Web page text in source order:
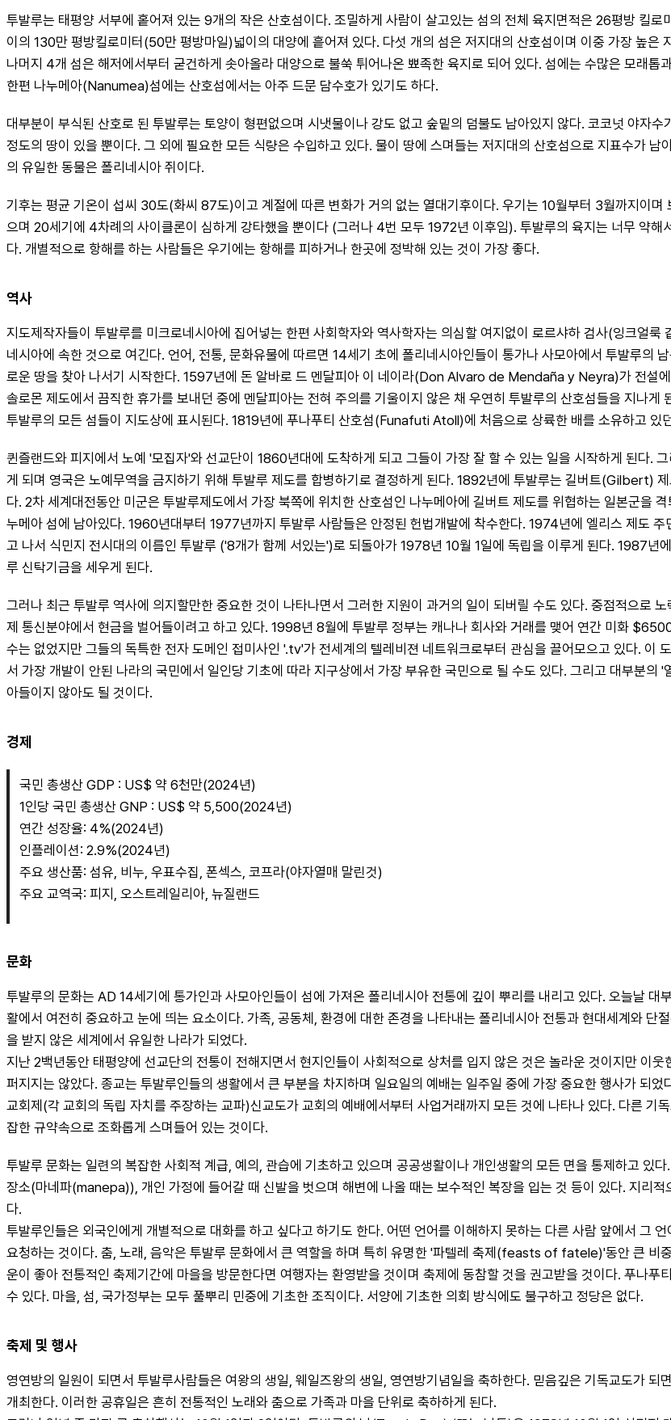
투발루는 태평양 서부에 홑어져 있는 9개의 작은 산호섬이다. 조밀하게 사람이 살고있는 섬의 전체 육지면적은 26평방
이의 130만 평방킬로미터(50만 평방마일)넓이의 대양에 흩어져 있다. 다섯 개의 섬은 저지대의 산호섬이며 이중 가장 높은
나머지 4개 섬은 해저에서부터 굳건하게 솟아올라 대양으로 불쑥 튀어나온 뾰족한 육지로 되어 있다. 섬에는 수많은 모래
한편 나누메아(Nanumea)섬에는 산호섬에서는 아주 드문 담수호가 있기도 하다.
대부분이 부식된 산호로 된 투발루는 토양이 형편없으며 시냇물이나 강도 없고 숲밑의 덤불도 남아있지 않다. 코코넛 야자
정도의 땅이 있을 뿐이다. 그 외에 필요한 모든 식량은 수입하고 있다. 물이 땅에 스며들는 저지대의 산호섬으로 지표수가
의 유일한 동물은 폴리네시아 쥐이다.
기후는 평균 기온이 섭씨 30도(화씨 87도)이고 계절에 따른 변화가 거의 없는 열대기후이다. 우기는 10월부터 3월까지이
으며 20세기에 4차례의 사이클론이 심하게 강타했을 뿐이다 (그러나 4번 모두 1972년 이후임). 투발루의 육지는 너무 약
다. 개별적으로 항해를 하는 사람들은 우기에는 항해를 피하거나 한곳에 정박해 있는 것이 가장 좋다.
역사
지도제작자들이 투발루를 미크로네시아에 집어넣는 한편 사회학자와 역사학자는 의심할 여지없이 로르샤하 검사(잉크얼
네시아에 속한 것으로 여긴다. 언어, 전통, 문화유물에 따르면 14세기 초에 폴리네시아인들이 통가나 사모아에서 투발루의
로운 땅을 찾아 나서기 시작한다. 1597년에 돈 알바로 드 멘달피아 이 네이라(Don Alvaro de Mendaña y Neyra)가 전설
솔로몬 제도에서 끔직한 휴가를 보내던 중에 멘달피아는 전혀 주의를 기울이지 않은 채 우연히 투발루의 산호섬들을 지나
투발루의 모든 섬들이 지도상에 표시된다. 1819년에 푸나푸티 산호섬(Funafuti Atoll)에 처음으로 상륙한 배를 소유하고
퀸즐랜드와 피지에서 노예 '모집자'와 선교단이 1860년대에 도착하게 되고 그들이 가장 잘 할 수 있는 일을 시작하게 된다.
게 되며 영국은 노예무역을 금지하기 위해 투발루 제도를 합병하기로 결정하게 된다. 1892년에 투발루는 길버트(Gilbert)
다. 2차 세계대전동안 미군은 투발루제도에서 가장 북쪽에 위치한 산호섬인 나누메아에 길버트 제도를 위협하는 일본군을
누메아 섬에 남아있다. 1960년대부터 1977년까지 투발루 사람들은 안정된 헌법개발에 착수한다. 1974년에 엘리스 제도
고 나서 식민지 전시대의 이름인 투발루 ('8개가 함께 서있는')로 되돌아가 1978년 10월 1일에 독립을 이루게 된다. 1987년
루 신탁기금을 세우게 된다.
그러나 최근 투발루 역사에 의지할만한 중요한 것이 나타나면서 그러한 지원이 과거의 일이 되버릴 수도 있다. 중점적으로
제 통신분야에서 현금을 벌어들이려고 하고 있다. 1998년 8월에 투발루 정부는 캐나나 회사와 거래를 맺어 연간 미화
수는 없었지만 그들의 독특한 전자 도메인 접미사인 '.tv'가 전세계의 텔레비젼 네트워크로부터 관심을 끌어모으고 있다. 이
서 가장 개발이 안된 나라의 국민에서 일인당 기초에 따라 지구상에서 가장 부유한 국민으로 될 수도 있다. 그리고 대부분
아들이지 않아도 될 것이다.
경제
국민 총생산 GDP : US$ 약 6천만(2024년)
1인당 국민 총생산 GNP : US$ 약 5,500(2024년)
연간 성장율: 4%(2024년)
인플레이션: 2.9%(2024년)
주요 생산품: 섬유, 비누, 우표수집, 폰섹스, 코프라(야자열매 말린것)
주요 교역국: 피지, 오스트레일리아, 뉴질랜드
문화
투발루의 문화는 AD 14세기에 통가인과 사모아인들이 섬에 가져온 폴리네시아 전통에 깊이 뿌리를 내리고 있다. 오늘날
활에서 여전히 중요하고 눈에 띄는 요소이다. 가족, 공동체, 환경에 대한 존경을 나타내는 폴리네시아 전통과 현대세계와
을 받지 않은 세계에서 유일한 나라가 되었다.
지난 2백년동안 태평양에 선교단의 전통이 전해지면서 현지인들이 사회적으로 상처를 입지 않은 것은 놀라운 것이지만 이
퍼지지는 않았다. 종교는 투발루인들의 생활에서 큰 부분을 차지하며 일요일의 예배는 일주일 중에 가장 중요한 행사가 되
교회제(각 교회의 독립 자치를 주장하는 교파)신교도가 교회의 예배에서부터 사업거래까지 모든 것에 나타나 있다. 다른 기
잡한 규약속으로 조화롭게 스며들어 있는 것이다.
투발루 문화는 일련의 복잡한 사회적 계급, 예의, 관습에 기초하고 있으며 공공생활이나 개인생활의 모든 면을 통제하고 있
장소(마네파(manepa)), 개인 가정에 들어갈 때 신발을 벗으며 해변에 나올 때는 보수적인 복장을 입는 것 등이 있다. 지리
다.
투발루인들은 외국인에게 개별적으로 대화를 하고 싶다고 하기도 한다. 어떤 언어를 이해하지 못하는 다른 사람 앞에서 그
요청하는 것이다. 춤, 노래, 음악은 투발루 문화에서 큰 역할을 하며 특히 유명한 '파텔레 축제(feasts of fatele)'동안 큰 비
운이 좋아 전통적인 축제기간에 마을을 방문한다면 여행자는 환영받을 것이며 축제에 동참할 것을 권고받을 것이다. 푸나
수 있다. 마을, 섬, 국가정부는 모두 풀뿌리 민중에 기초한 조직이다. 서양에 기초한 의회 방식에도 불구하고 정당은 없다.
축제 및 행사
영연방의 일원이 되면서 투발루사람들은 여왕의 생일, 웨일즈왕의 생일, 영연방기념일을 축하한다. 믿음깊은 기독교도가
개최한다. 이러한 공휴일은 흔히 전통적인 노래와 춤으로 가족과 마을 단위로 축하하게 된다.